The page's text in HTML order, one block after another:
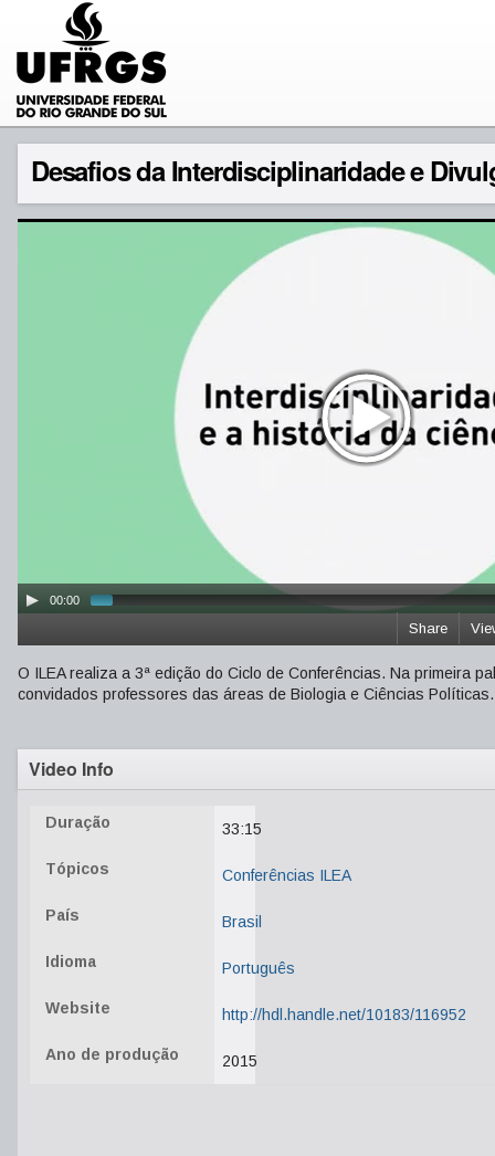
Desafios da Interdisciplinaridade e
00:00
Share
O ILEA realiza a 3ª edição do Ciclo de Conferências. Na primeira
convidados professores das áreas de Biologia e Ciências Políticas.
Video Info
Duração 33:15
Tópicos Conferências ILEA
País Brasil
Idioma Português
Website http://hdl.handle.net/10183/116952
Ano de produção 2015